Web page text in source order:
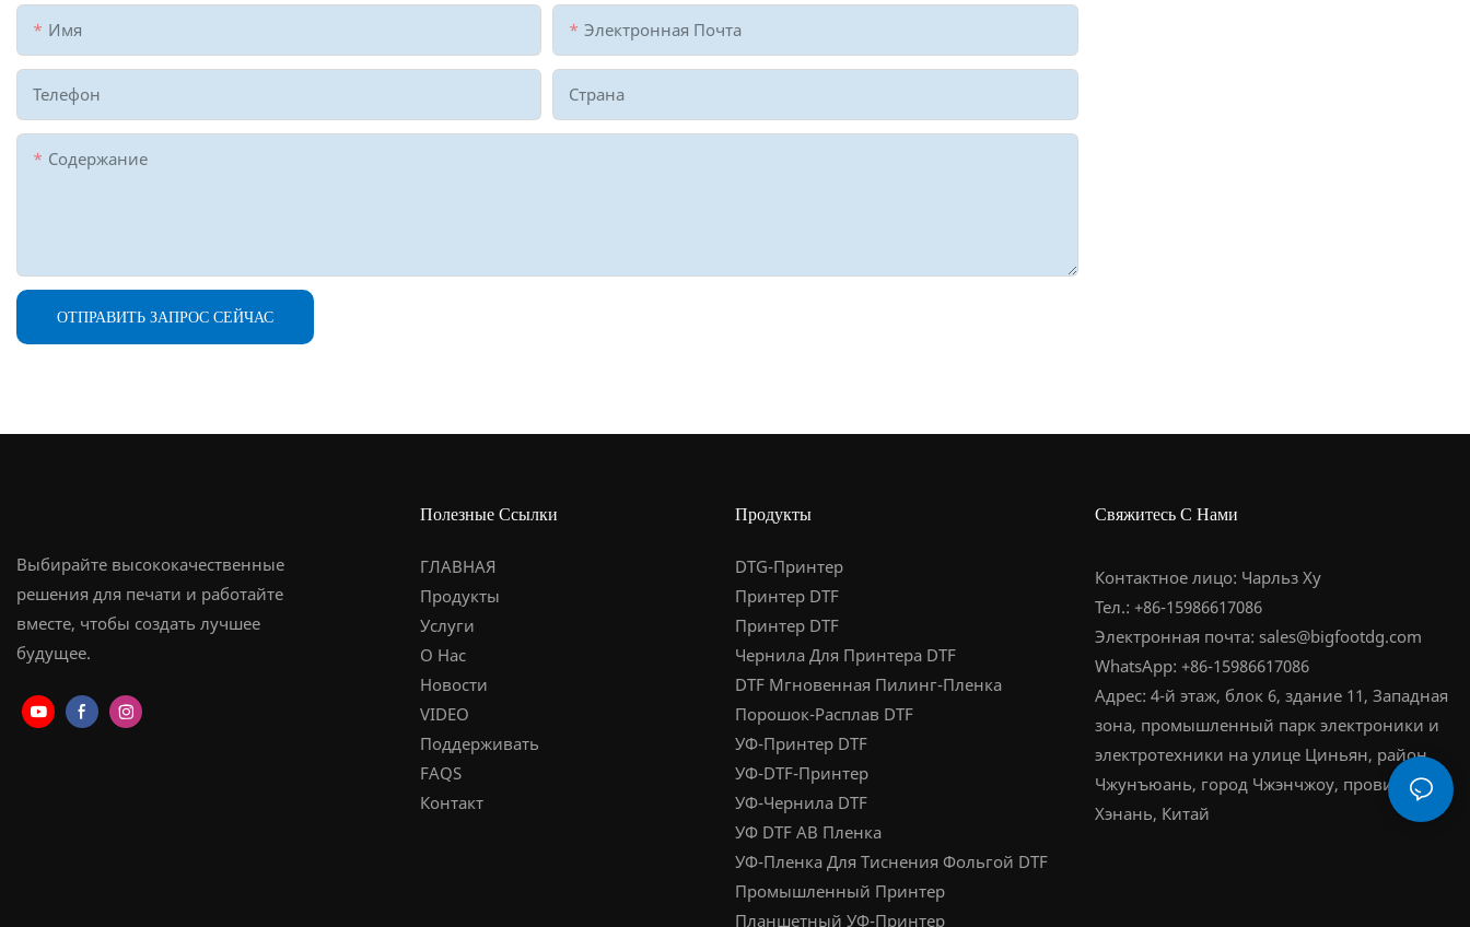
Имя Электронная Почта
Телефон Страна
Содержание
ОТПРАВИТЬ ЗАПРОС СЕЙЧАС
Выбирайте высококачественные
решения для печати и работайте
вместе, чтобы создать лучшее
будущее.
Полезные Ссылки
ГЛАВНАЯ
Продукты
Услуги
О Нас
Новости
VIDEO
Поддерживать
FAQS
Контакт
Продукты
DTG-Принтер
Принтер DTF
Принтер DTF
Чернила Для Принтера DTF
DTF Мгновенная Пилинг-Пленка
Порошок-Расплав DTF
УФ-Принтер DTF
УФ-DTF-Принтер
УФ-Чернила DTF
УФ DTF AB Пленка
УФ-Пленка Для Тиснения Фольгой DTF
Промышленный Принтер
Планшетный УФ-Принтер
Свяжитесь С Нами
Контактное лицо: Чарльз Ху
Тел.: +86-15986617086
Электронная почта: sales@bigfootdg.com
WhatsApp: +86-15986617086
Адрес: 4-й этаж, блок 6, здание 11, Западная
зона, промышленный парк электроники и
электротехники на улице Циньян, район
Чжунъюань, город Чжэнчжоу, провинция
Хэнань, Китай